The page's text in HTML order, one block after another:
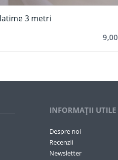
3 metri
9,00
INFORMAȚII UTILE
Despre noi
Recenzii
Newsletter